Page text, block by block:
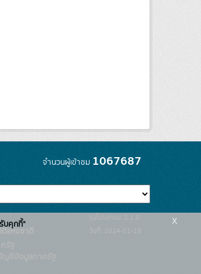
จำนวนผู้เข้าชม 1067687
ติแห่งชาติ
ฐ
ชีข้อมูลภาครัฐ
รุ่นโปรแกรม: 2.1.0
วันที่: 2024-01-19
บคุกกี้"
x